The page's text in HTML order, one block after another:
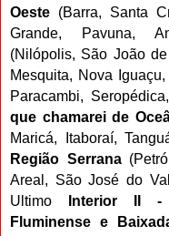
Oeste (Barra, Santa
Grande, Pavuna,
(Nilópolis, São João
Mesquita, Nova
Paracambi,
que chamarei de
Maricá, Itaboraí,
Região Serrana
Areal, São José do
Ultimo Interior II -
Fluminense e